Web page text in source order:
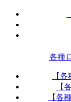
各種
【
【
【各